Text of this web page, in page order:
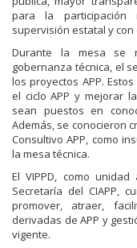
para la participación
supervisión estatal y
Durante la mesa se
gobernanza técnica, el
los proyectos APP.
el ciclo APP y mejorar
sean puestos en
Además, se conocieron
Consultivo APP, como
la mesa técnica.
El VIPPD, como
Secretaría del CIAPP,
promover, atraer,
derivadas de APP y
vigente.